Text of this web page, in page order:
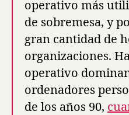
operativo más
de sobremesa, y
gran cantidad de
organizaciones.
operativo
ordenadores
de los años 90,